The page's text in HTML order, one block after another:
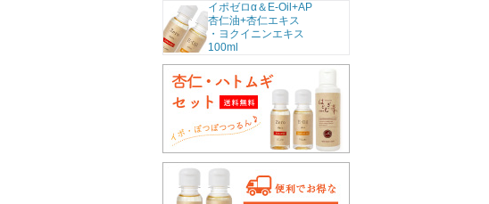
イポゼロα＆E-Oil+AP
杏仁油+杏仁エキス
・ヨクイニンエキス
100ml